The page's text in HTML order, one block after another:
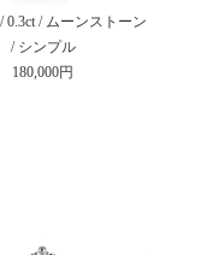
0.3ct / ムーンストーン
/ シンプル
180,000円